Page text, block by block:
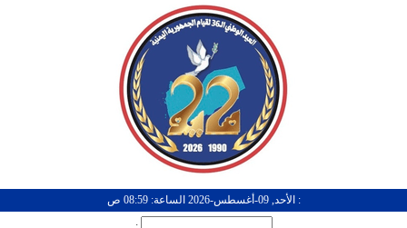
: الأحد, 09-أغسطس-2026 الساعة: 08:59 ص